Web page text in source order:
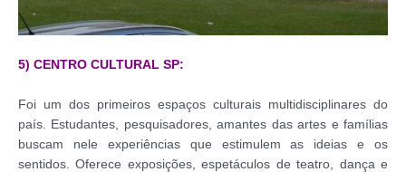
5) CENTRO CULTURAL SP:
Foi um dos primeiros espaços culturais multidisciplinares do
país. Estudantes, pesquisadores, amantes das artes e famílias
buscam nele experiências que estimulem as ideias e os
sentidos. Oferece exposições, espetáculos de teatro, dança e